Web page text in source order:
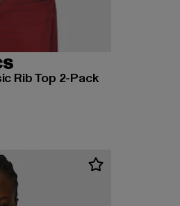
Rib Top 2-Pack
24,99 EUR